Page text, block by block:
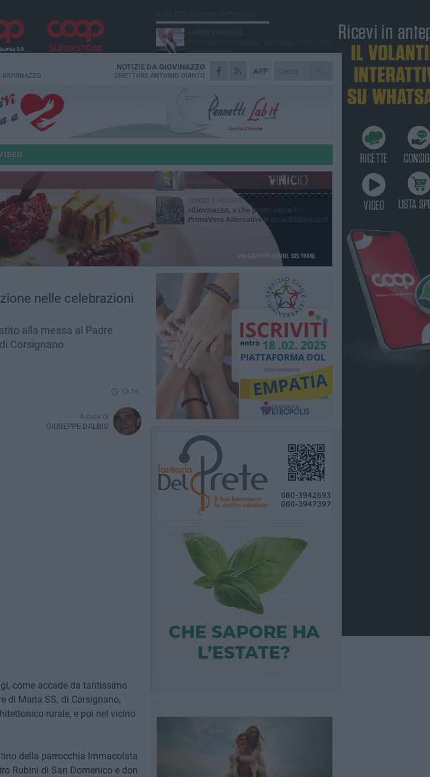
GIOVINAZZO
APP
NOTIZIE DA GIOVINAZZO
DIRETTORE ANTONIO QUINTO
nelle celebrazioni
alla messa al Padre
Corsignano
13.16
A cura di
GIUSEPPE DALBIS
come accade da tantissimo
di Maria SS. di Corsignano,
rurale, e poi nel vicino
della parrocchia Immacolata
Rubini di San Domenico e don
giovinazzese
MARTEDÌ 4 AGOSTO
Liquidi oleosi sul litorale di Giovinazzo,
VENERDÌ 7 AGOSTO
A Giovinazzo c'è il Concerto all'Alba
GIOVEDÌ 6 AGOSTO
Lavori sul litorale, gli aggiornamenti del
MERCOLEDÌ 5 AGOSTO
Problemi raccolta plastica in Puglia:
l'assessora Ciliento prova a spegnere le
polemiche
LUNEDÌ 3 AGOSTO
«Giovinazzo, a che punto siamo?»:
PrimaVera Alternativa traccia il bilancio di
4 anni di Sollecito